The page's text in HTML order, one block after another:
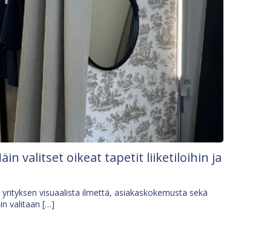
valitset oikeat tapetit liiketiloihin ja
visuaalista ilmettä, asiakaskokemusta sekä
valitaan […]